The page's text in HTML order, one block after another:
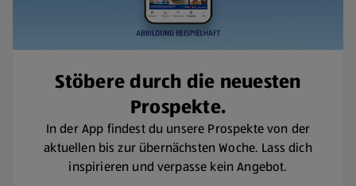
Stöbere durch die neuesten
Prospekte.
In der App findest du unsere Prospekte von der
aktuellen bis zur übernächsten Woche. Lass dich
inspirieren und verpasse kein Angebot.